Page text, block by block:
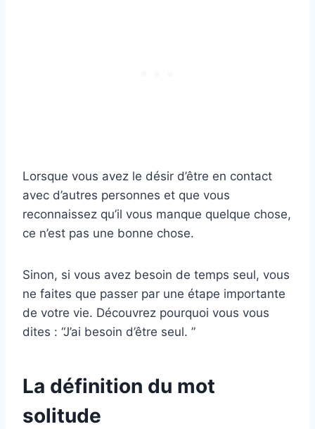
Lorsque vous avez le désir d’être en contact
avec d’autres personnes et que vous
reconnaissez qu’il vous manque quelque chose,
ce n’est pas une bonne chose.
Sinon, si vous avez besoin de temps seul, vous
ne faites que passer par une étape importante
de votre vie. Découvrez pourquoi vous vous
dites : “J’ai besoin d’être seul. ”
La définition du mot
solitude